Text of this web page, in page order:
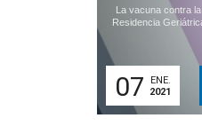
La vacuna contra
Residencia
07
ENE.
2021